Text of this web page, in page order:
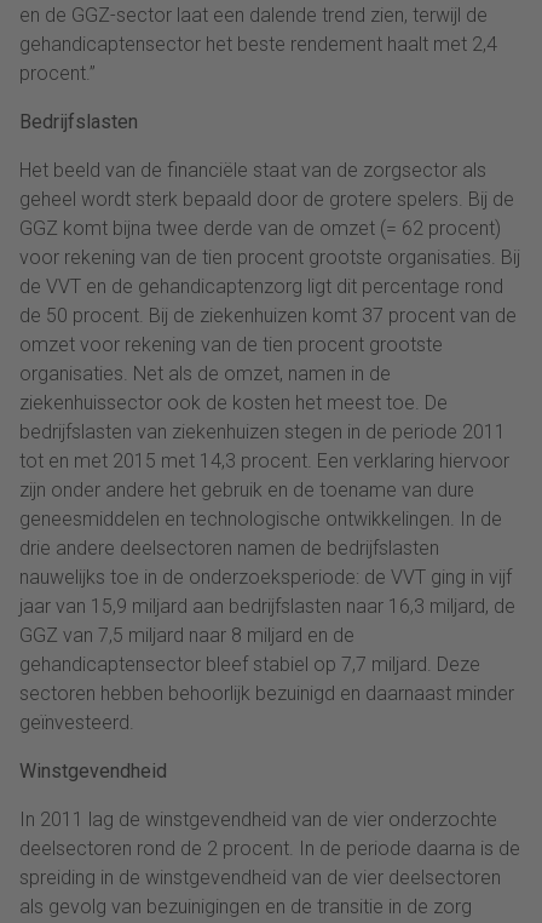
en de GGZ-sector laat een dalende trend zien, terwijl de
gehandicaptensector het beste rendement haalt met 2,4
procent.”
Bedrijfslasten
Het beeld van de financiële staat van de zorgsector als
geheel wordt sterk bepaald door de grotere spelers. Bij de
GGZ komt bijna twee derde van de omzet (= 62 procent)
voor rekening van de tien procent grootste organisaties. Bij
de VVT en de gehandicaptenzorg ligt dit percentage rond
de 50 procent. Bij de ziekenhuizen komt 37 procent van de
omzet voor rekening van de tien procent grootste
organisaties. Net als de omzet, namen in de
ziekenhuissector ook de kosten het meest toe. De
bedrijfslasten van ziekenhuizen stegen in de periode 2011
tot en met 2015 met 14,3 procent. Een verklaring hiervoor
zijn onder andere het gebruik en de toename van dure
geneesmiddelen en technologische ontwikkelingen. In de
drie andere deelsectoren namen de bedrijfslasten
nauwelijks toe in de onderzoeksperiode: de VVT ging in vijf
jaar van 15,9 miljard aan bedrijfslasten naar 16,3 miljard, de
GGZ van 7,5 miljard naar 8 miljard en de
gehandicaptensector bleef stabiel op 7,7 miljard. Deze
sectoren hebben behoorlijk bezuinigd en daarnaast minder
geïnvesteerd.
Winstgevendheid
In 2011 lag de winstgevendheid van de vier onderzochte
deelsectoren rond de 2 procent. In de periode daarna is de
spreiding in de winstgevendheid van de vier deelsectoren
als gevolg van bezuinigingen en de transitie in de zorg